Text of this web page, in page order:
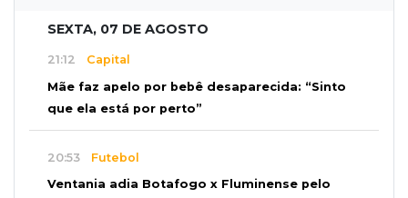
SEXTA, 07 DE AGOSTO
21:12 Capital
Mãe faz apelo por bebê desaparecida: “Sinto
que ela está por perto”
20:53 Futebol
Ventania adia Botafogo x Fluminense pelo